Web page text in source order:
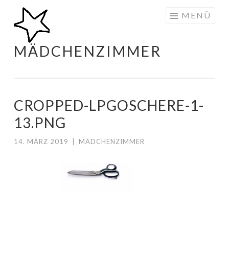
Zum
Inhalt
springen
MÄDCHENZIMMER
MENÜ
CROPPED-LPGOSCHERE-1-
13.PNG
14. MÄRZ 2019 MÄDCHENZIMMER